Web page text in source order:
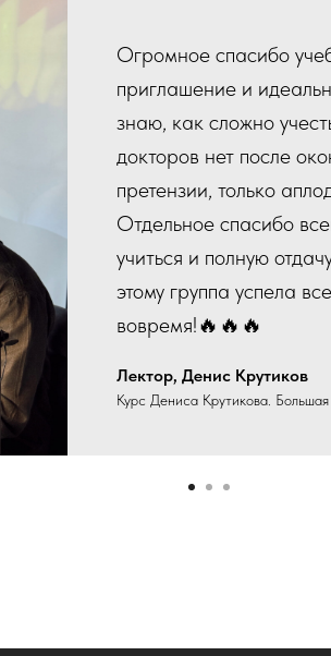
Огромное спасибо
приглашение и
знаю, как сложно
докторов нет после
претензии, только
Отдельное спасибо
учиться и полную
этому группа успела
вовремя!🔥🔥🔥
Лектор, Денис Крутиков
Курс Дениса Крутикова.